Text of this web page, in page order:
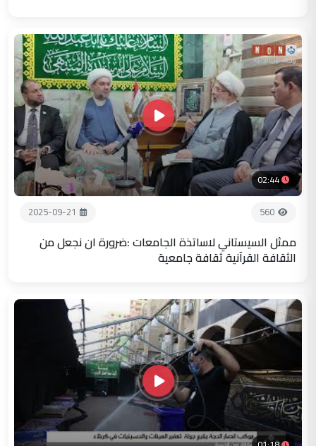
02:44
560
2025-09-21
ممثل السيستاني لاساتذة الجامعات :ضرورة ان نجعل من
الثقافة القرآنية ثقافة جامعية